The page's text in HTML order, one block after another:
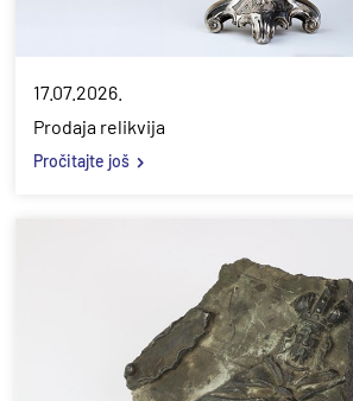
17.07.2026.
Prodaja relikvija
Pročitajte još